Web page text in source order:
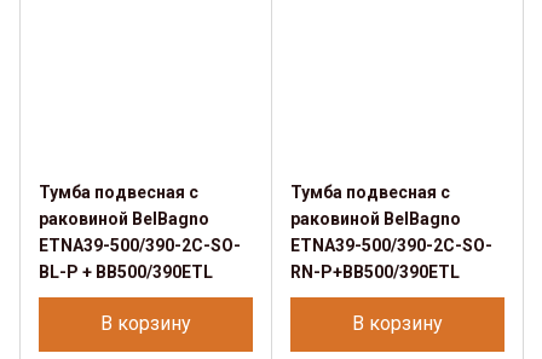
Тумба подвесная с
раковиной BelBagno
ETNA39-500/390-2C-SO-
BL-P + BB500/390ETL
В корзину
Тумба подвесная с
раковиной BelBagno
ETNA39-500/390-2C-SO-
RN-P+BB500/390ETL
В корзину